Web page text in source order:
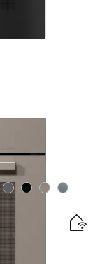
Kleur:Kleur:Kleur:Kleur: